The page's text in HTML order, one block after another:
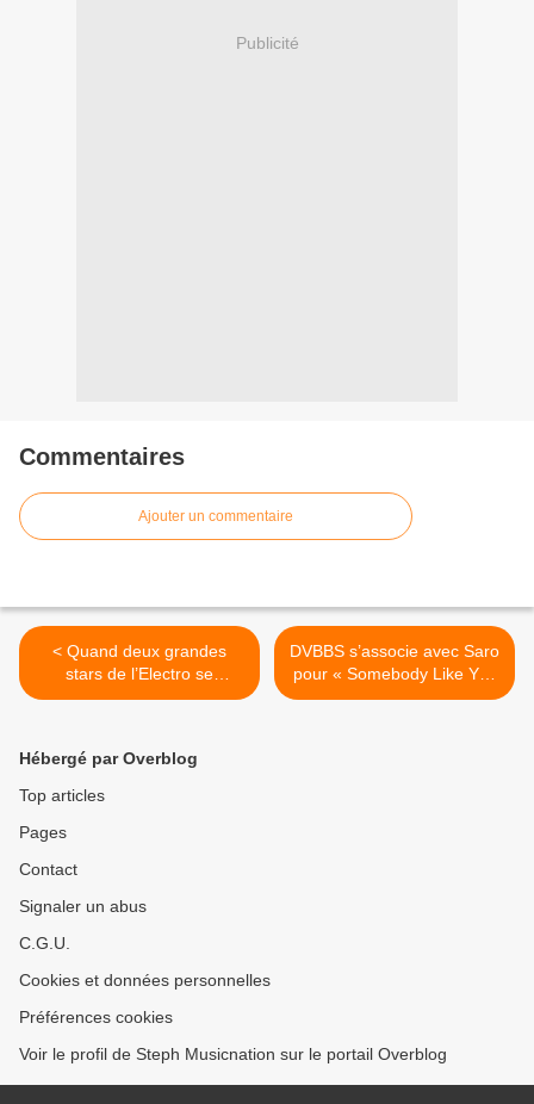
Publicité
Commentaires
Ajouter un commentaire
< Quand deux grandes
stars de l’Electro se
rencontrent ça donne « Are
DVBBS s’associe avec Saro
pour « Somebody Like You
» ! >
Hébergé par Overblog
Top articles
Pages
Contact
Signaler un abus
C.G.U.
Cookies et données personnelles
Préférences cookies
Voir le profil de Steph Musicnation sur le portail Overblog